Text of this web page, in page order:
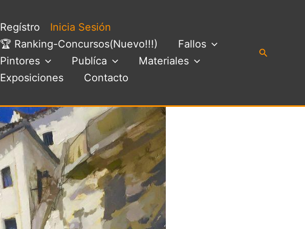
Regístro
Inicia Sesión
🏆 Ranking-Concursos(Nuevo!!!)
Fallos
Pintores
Publíca
Materiales
Exposiciones
Contacto
Buscar